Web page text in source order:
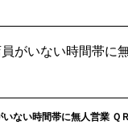
がいない時間帯に
ない時間帯に無人営業 Ｑ